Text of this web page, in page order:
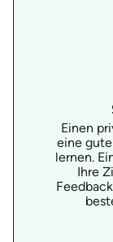
Einen
eine
lernen.
Ihre